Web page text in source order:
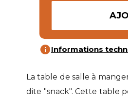
infoInformations
La table de salle à
dite "snack". Cette table